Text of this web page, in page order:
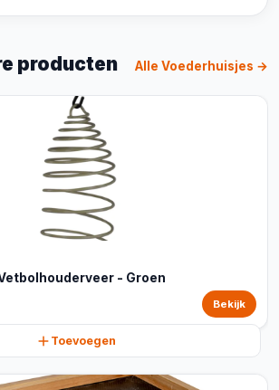
producten Alle Voederhuisjes →
- Groen
Bekijk
Toevoegen